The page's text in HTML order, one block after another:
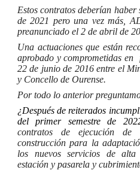
Estos contratos deberían
de 2021 pero una vez más,
preanunciado el 2 de abril de
Una actuaciones que están
aprobado y comprometidas
22 de junio de 2016 entre el
y Concello de Ourense.
Por todo lo anterior
¿Después de reiterados
del primer semestre de
contratos de ejecución
construcción para la
los nuevos servicios de alta
estación y pasarelay